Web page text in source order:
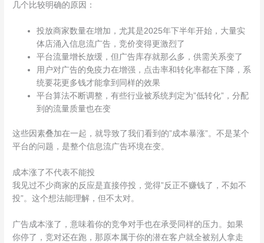
几个比较明确的原因：
投放商家数量在增加，尤其是2025年下半年开始，大量实
体店涌入信息流广告，竞价变得更激烈了
平台流量增长放缓，但广告库存就那么多，供需关系变了
用户对广告的免疫力在增强，点击率和转化率都在下降，系
统要花更多钱才能拿到同样的效果
平台算法不断调整，有些行业被系统判定为”低转化”，分配
到的流量质量也在变
这些因素叠加在一起，就导致了我们看到的”成本暴涨”。不是某个
平台的问题，是整个信息流广告环境在变。
成本涨了不代表不能投
我见过不少商家的反应是直接停投，觉得”反正不赚钱了，不如不
投”。这个想法能理解，但不太对。
广告成本涨了，意味着你的竞争对手也在承受同样的压力。如果
你停了，竞对还在跑，那原本属于你的潜在客户就全被别人拿走